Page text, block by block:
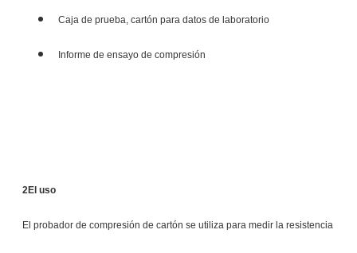
Caja de prueba, cartón para datos de laboratorio
Informe de ensayo de compresión
2El uso
El probador de compresión de cartón se utiliza para medir la resistencia